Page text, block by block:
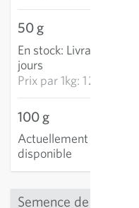
50 g
En stock: Livraison 3-5
jours
Prix par1kg: 1 201,61 €
100 g
Actuellement non
disponible
Semence de précision